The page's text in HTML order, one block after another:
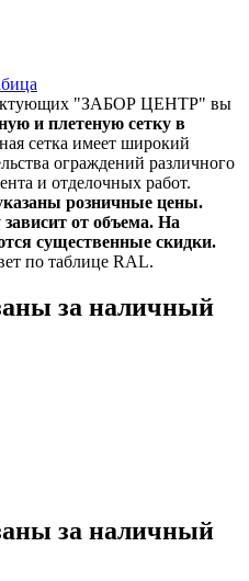
"ЗАБОР ЦЕНТР" вы
и плетеную сетку в
сетка имеет широкий
ограждений различного
и отделочных работ.
розничные цены.
от объема. На
существенные скидки.
по таблице RAL.
за наличный
за наличный